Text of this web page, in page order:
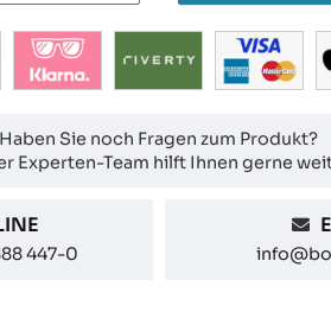
Haben Sie noch Fragen zum Produkt?
Experten-Team hilft Ihnen gerne
447-0